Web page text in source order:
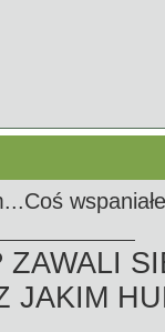
ZAWALI
JAKIM